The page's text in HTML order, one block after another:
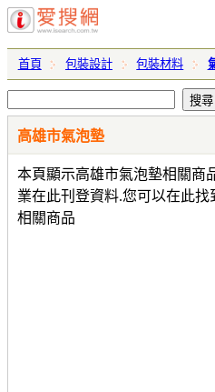
首頁 包裝設計 包裝材料
高雄市氣泡墊
本頁顯示高雄市氣泡墊相關商
業在此刊登資料.您可以在此
相關商品